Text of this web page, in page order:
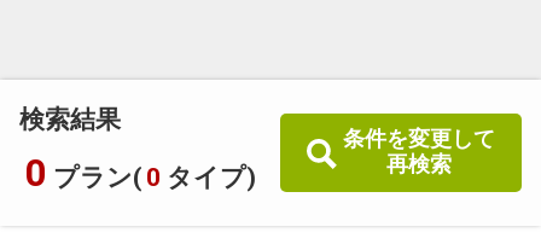
検索結果
0 プラン( 0 タイプ)
条件を変更して
再検索